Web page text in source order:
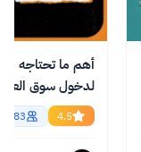
أهم ما تحتاجه من
English
4.5